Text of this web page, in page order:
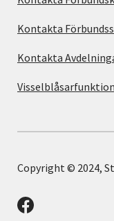
Kontakta
Kontakta
Visselblåsarfunktion
Copyright © 2024,